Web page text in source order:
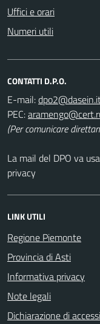
Uffici e orari
Numeri utili
CONTATTI D.P.O.
E-mail:
PEC:
(Per comunicare
La mail del DPO va
privacy
LINK UTILI
Regione Piemonte
Provincia di Asti
Informativa privacy
Note legali
Dichiarazione di